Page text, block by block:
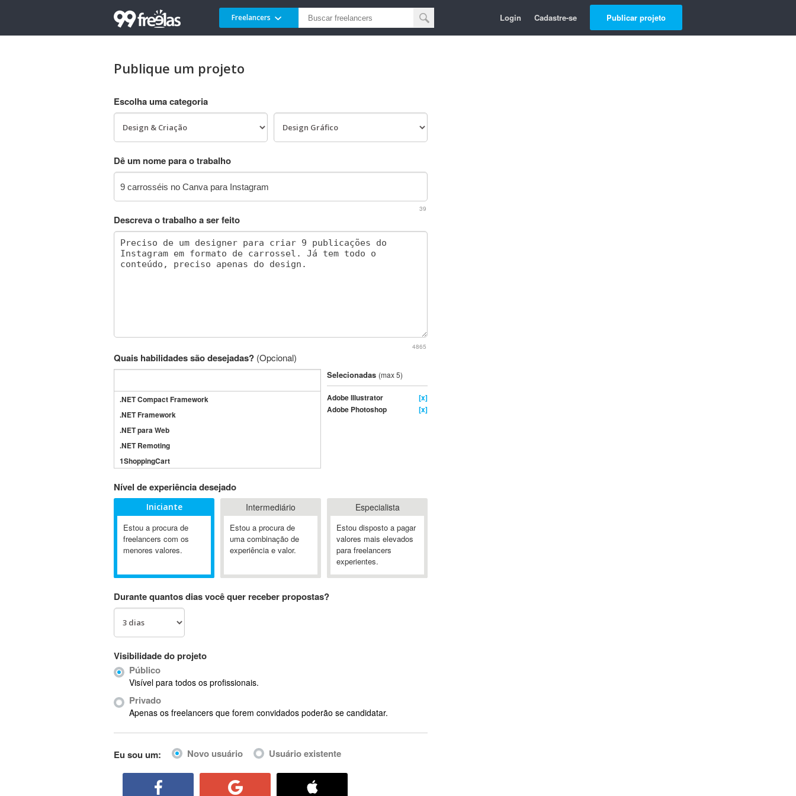
Freelancers Login Cadastre-se Publicar projeto
Publique um projeto
Escolha uma categoria
Dê um nome para o trabalho
39
Descreva o trabalho a ser feito
4865
Quais habilidades são desejadas? (Opcional)
.NET Compact Framework
.NET Framework
.NET para Web
.NET Remoting
1ShoppingCart
3GSM
4D Dimension
802.11
A&P
A-GPS
Ab Initio
ABIS
AbleCommerce
Ableton Live
Abstract Window Toolkit (AWT)
Selecionadas (max 5)
Adobe Illustrator
[x]
Adobe Photoshop
[x]
Nível de experiência desejado
Iniciante
Estou a procura de
freelancers com os
menores valores.
Intermediário
Estou a procura de
uma combinação de
experiência e valor.
Especialista
Estou disposto a pagar
valores mais elevados
para freelancers
experientes.
Durante quantos dias você quer receber propostas?
Visibilidade do projeto
Público
Visível para todos os profissionais.
Privado
Apenas os freelancers que forem convidados poderão se candidatar.
Eu sou um: Novo usuário Usuário existente